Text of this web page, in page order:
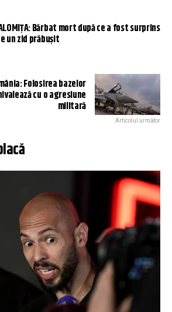
Bărbat mort după ce a fost surprins
un zid prăbușit
Folosirea bazelor
cu o agresiune
militară
Articolul următor